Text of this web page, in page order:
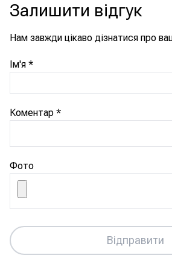
Залишити відгук
Нам завжди цікаво дізнатися про
Ім'я *
Коментар *
Фото
Відправити